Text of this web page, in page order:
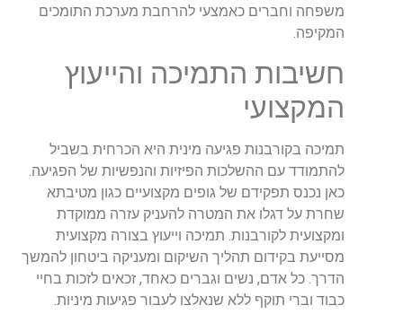
משפחה וחברים כאמצעי להרחבת מערכת התומכים
המקיפה.
חשיבות התמיכה והייעוץ
המקצועי
תמיכה בקורבנות פגיעה מינית היא הכרחית בשביל
להתמודד עם ההשלכות הפיזיות והנפשיות של הפגיעה.
כאן נכנס תפקידם של גופים מקצועיים כגון מטיבתא
שחרת על דגלו את המטרה להעניק עזרה ממוקדת
ומקצועית לקורבנות. תמיכה וייעוץ בצורה מקצועית
מסייעת בקידום תהליך השיקום ומעניקה ביטחון להמשך
הדרך. כל אדם, נשים וגברים כאחד, זכאים לזכות בחיי
כבוד וברי תוקף ללא שנאלצו לעבור פגיעות מיניות.